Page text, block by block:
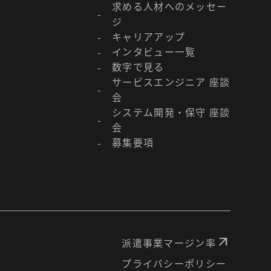
-
求める人材へのメッセー
ジ
- キャリアアップ
- インタビュー一覧
-数字で見る
-
サービスエンジニア 座談
会
-
システム開発・保守 座談
会
- 募集要項
派遣事業マージン率 arrow_outward
プライバシーポリシー